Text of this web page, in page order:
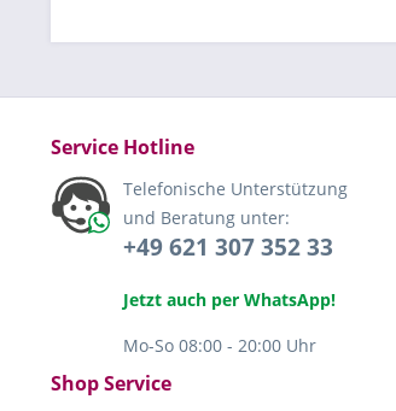
Service Hotline
Telefonische Unterstützung
und Beratung unter:
+49 621 307 352 33
Jetzt auch per WhatsApp!
Mo-So 08:00 - 20:00 Uhr
Shop Service